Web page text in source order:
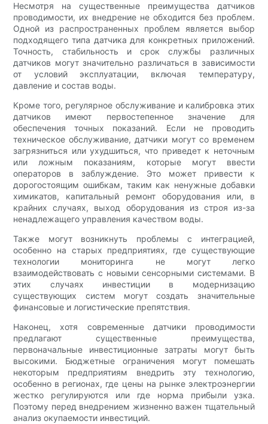
Несмотря на существенные преимущества датчиков
проводимости, их внедрение не обходится без проблем.
Одной из распространенных проблем является выбор
подходящего типа датчика для конкретных приложений.
Точность, стабильность и срок службы различных
датчиков могут значительно различаться в зависимости
от условий эксплуатации, включая температуру,
давление и состав воды.
Кроме того, регулярное обслуживание и калибровка этих
датчиков имеют первостепенное значение для
обеспечения точных показаний. Если не проводить
техническое обслуживание, датчики могут со временем
загрязниться или ухудшиться, что приведет к неточным
или ложным показаниям, которые могут ввести
операторов в заблуждение. Это может привести к
дорогостоящим ошибкам, таким как ненужные добавки
химикатов, капитальный ремонт оборудования или, в
крайних случаях, выход оборудования из строя из-за
ненадлежащего управления качеством воды.
Также могут возникнуть проблемы с интеграцией,
особенно на старых предприятиях, где существующие
технологии мониторинга не могут легко
взаимодействовать с новыми сенсорными системами. В
этих случаях инвестиции в модернизацию
существующих систем могут создать значительные
финансовые и логистические препятствия.
Наконец, хотя современные датчики проводимости
предлагают существенные преимущества,
первоначальные инвестиционные затраты могут быть
высокими. Бюджетные ограничения могут помешать
некоторым предприятиям внедрить эту технологию,
особенно в регионах, где цены на рынке электроэнергии
жестко регулируются или где норма прибыли узка.
Поэтому перед внедрением жизненно важен тщательный
анализ окупаемости инвестиций.